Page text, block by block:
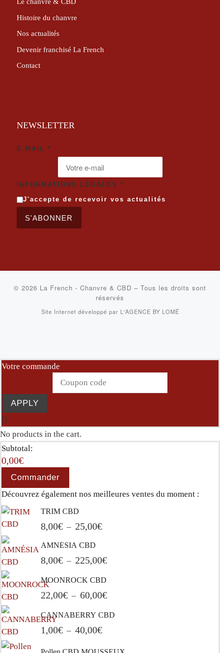
Histoire du chanvre
Nos actualités
Devenir franchisé La French
Contact
NEWSLETTER
E-MAIL*
INFORMATIONS LÉGALES*
J'accepte de recevoir vos actualités
S'ABONNER
© 2026 La French - Chanvre & CBD – Tous les droits sont
réservés
Site Internet développé par L'AGENCE BY LOMÉ
Votre commande
APPLY
No products in the cart.
Subtotal:
0,00€
Commander
Découvrez également nos meilleures ventes du moment :
TRIM CBD
8,00€ – 25,00€Plage de prix : 8,00€ à 25,00€
AMNÉSIA CBD
8,00€ – 225,00€Plage de prix : 8,00€ à 225,00€
MOONROCK CBD
22,00€ – 60,00€Plage de prix : 22,00€ à 60,00€
CANNABERRY CBD
1,00€ – 40,00€Plage de prix : 1,00€ à 40,00€